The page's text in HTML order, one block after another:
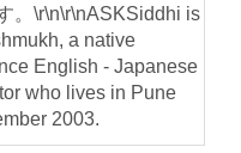
。\r\n\r\nASKSiddhi is
a native
English - Japanese
who lives in Pune
2003.